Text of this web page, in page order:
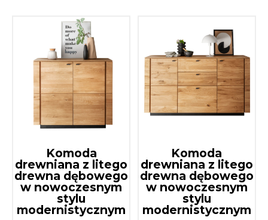
Komoda
drewniana z litego
drewna dębowego
w nowoczesnym
stylu
modernistycznym
Komoda
drewniana z litego
drewna dębowego
w nowoczesnym
stylu
modernistycznym